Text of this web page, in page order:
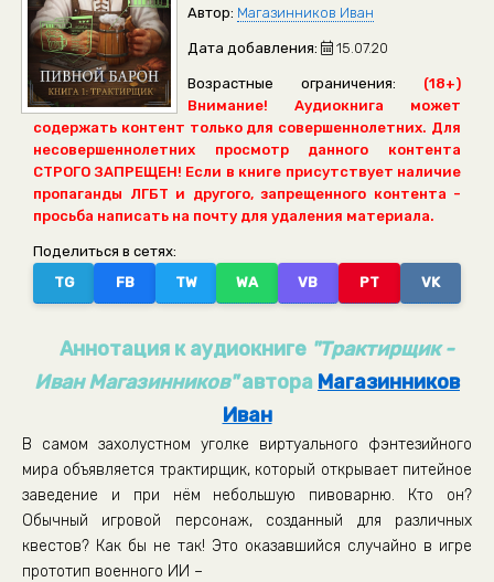
Автор: Магазинников Иван
Дата добавления: 15.07.20
Возрастные ограничения:
(18+)
Внимание! Аудиокнига может
содержать контент только для совершеннолетних. Для
несовершеннолетних просмотр данного контента
СТРОГО ЗАПРЕЩЕН! Если в книге присутствует наличие
пропаганды ЛГБТ и другого, запрещенного контента -
просьба написать на почту для удаления материала.
Поделиться в сетях:
TG
FB TW WA VB PT VK
Аннотация к аудиокниге "Трактирщик -
Иван Магазинников"автора Магазинников
Иван
В самом захолустном уголке виртуального фэнтезийного
мира объявляется трактирщик, который открывает питейное
заведение и при нём небольшую пивоварню. Кто он?
Обычный игровой персонаж, созданный для различных
квестов? Как бы не так! Это оказавшийся случайно в игре
прототип военного ИИ –